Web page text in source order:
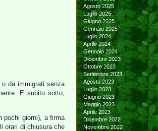
da immigrati senza
E subito sotto,
pochi giorni), a firma
orari di chiusura che
Agosto 2025
Luglio 2025
Giugno 2025
Gennaio 2025
Luglio 2024
Aprile 2024
Gennaio 2024
Dicembre 2023
Ottobre 2023
Settembre 2023
Agosto 2023
Luglio 2023
Giugno 2023
Maggio 2023
Aprile 2023
Dicembre 2022
Novembre 2022